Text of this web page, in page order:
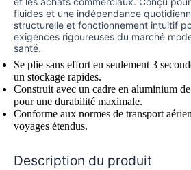
fluides et une indépendance
structurelle et fonctionnement intuitif
exigences rigoureuses du marché
santé.
Se plie sans effort en seulement 3
un stockage rapides.
Construit avec un cadre en aluminium
pour une durabilité maximale.
Conforme aux normes de transport
voyages étendus.
Description du produit